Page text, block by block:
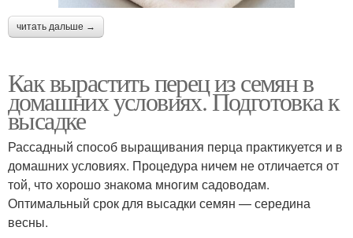
читать дальше →
Как вырастить перец из семян в
домашних условиях. Подготовка к
высадке
Рассадный способ выращивания перца практикуется и в
домашних условиях. Процедура ничем не отличается от
той, что хорошо знакома многим садоводам.
Оптимальный срок для высадки семян — середина
весны.